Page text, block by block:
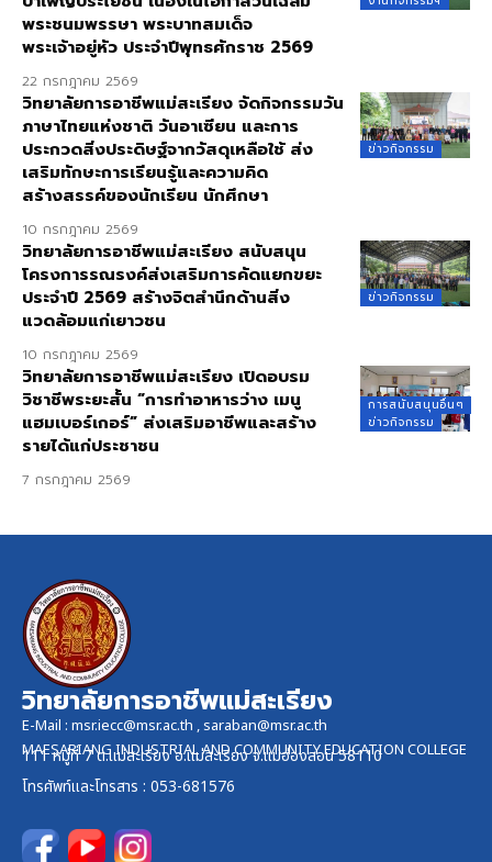
พระชนมพรรษา พระบาทสมเด็จ
พระเจ้าอยู่หัว ประจำปีพุทธศักราช 2569
22 กรกฎาคม 2569
ข่าวกิจกรรม
วิทยาลัยการอาชีพแม่สะเรียง จัดกิจกรรมวัน
ภาษาไทยแห่งชาติ วันอาเซียน และการ
ประกวดสิ่งประดิษฐ์จากวัสดุเหลือใช้ ส่ง
เสริมทักษะการเรียนรู้และความคิด
สร้างสรรค์ของนักเรียน นักศึกษา
10 กรกฎาคม 2569
ข่าวกิจกรรม
วิทยาลัยการอาชีพแม่สะเรียง สนับสนุน
โครงการรณรงค์ส่งเสริมการคัดแยกขยะ
ประจำปี 2569 สร้างจิตสำนึกด้านสิ่ง
แวดล้อมแก่เยาวชน
10 กรกฎาคม 2569
การสนับสนุนอื่นๆ
ข่าวกิจกรรม
วิทยาลัยการอาชีพแม่สะเรียง เปิดอบรม
วิชาชีพระยะสั้น “การทำอาหารว่าง เมนู
แฮมเบอร์เกอร์” ส่งเสริมอาชีพและสร้าง
รายได้แก่ประชาชน
7 กรกฎาคม 2569
วิทยาลัยการอาชีพแม่สะเรียง
E-Mail : msr.iecc@msr.ac.th ,saraban@msr.ac.th
MAESARIANG INDUSTRIAL AND COMMUNITY EDUCATION COLLEGE
111 หมู่ที่ 7 ต.แม่สะเรียง อ.แม่สะเรียง จ.แม่ฮ่องสอน 58110
โทรศัพท์และโทรสาร : 053-681576